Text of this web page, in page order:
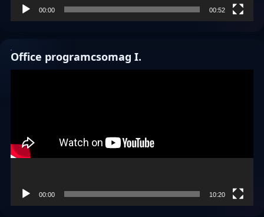
00:00 00:52
Office programcsomag I.
00:00 10:20